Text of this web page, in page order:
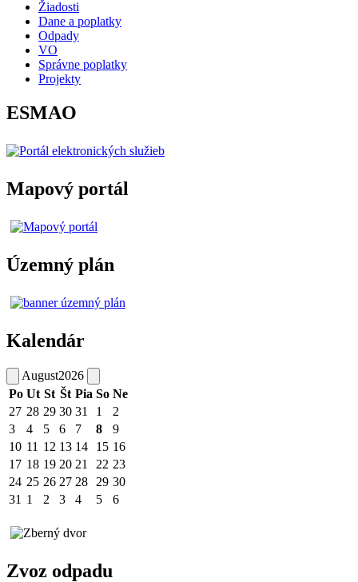
Žiadosti
Dane a poplatky
Odpady
VO
Správne poplatky
Projekty
ESMAO
Mapový portál
Územný plán
Kalendár
August2026
Po Ut St Št Pia So Ne
27 28 29 30 31 1
2
3
4 5 6 7 8
9
10 11 12 13 14 15 16
17 18 19 20 21 22 23
24 25 26 27 28 29 30
31 1 2 3 4 5 6
Zvoz odpadu